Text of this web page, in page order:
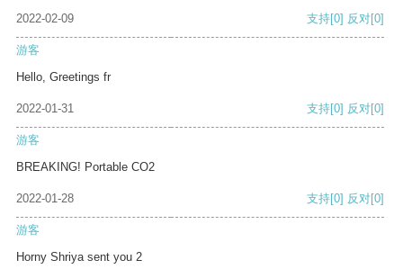
2022-02-09 支持[0] 反对[0]
游客
Hello, Greetings fr
2022-01-31 支持[0] 反对[0]
游客
BREAKING! Portable CO2
2022-01-28 支持[0] 反对[0]
游客
Horny Shriya sent you 2